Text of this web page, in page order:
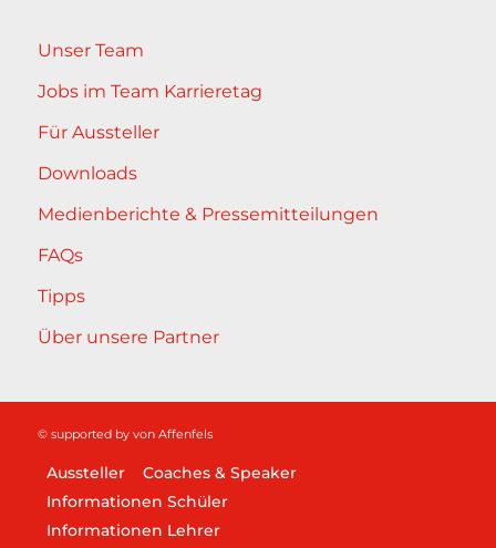
Unser Team
Jobs im Team Karrieretag
Für Aussteller
Downloads
Medienberichte & Pressemitteilungen
FAQs
Tipps
Über unsere Partner
© supported by von Affenfels
Aussteller
Coaches & Speaker
Informationen Schüler
Informationen Lehrer